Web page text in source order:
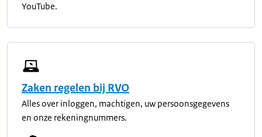
YouTube.
Zaken regelen bij RVO
Alles over inloggen, machtigen, uw persoonsgegevens
en onze rekeningnummers.